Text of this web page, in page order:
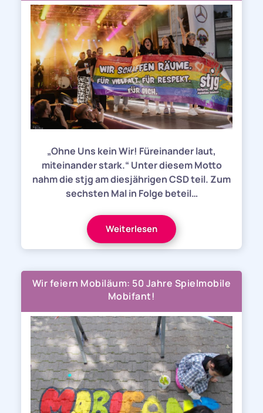
„Ohne Uns kein Wir! Füreinander laut,
miteinander stark.“ Unter diesem Motto
nahm die stjg am diesjährigen CSD teil. Zum
sechsten Mal in Folge beteil…
Weiterlesen
Wir feiern Mobiläum: 50 Jahre Spielmobile
Mobifant!